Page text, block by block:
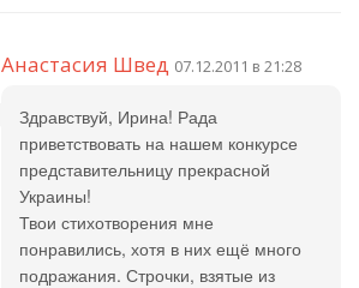
Анастасия Швед 07.12.2011 в 21:28
Здравствуй, Ирина! Рада
приветствовать на нашем конкурсе
представительницу прекрасной
Украины!
Твои стихотворения мне
понравились, хотя в них ещё много
подражания. Строчки, взятые из